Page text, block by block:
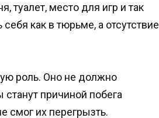
туалет, место для игр и так
как в тюрьме, а отсутствие
роль. Оно не должно
причиной побега
смог их перегрызть.